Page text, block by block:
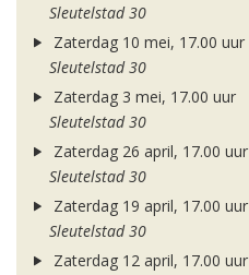
Sleutelstad 30
Zaterdag 10 mei, 17.00 uur
Sleutelstad 30
Zaterdag 3 mei, 17.00 uur
Sleutelstad 30
Zaterdag 26 april, 17.00 uur
Sleutelstad 30
Zaterdag 19 april, 17.00 uur
Sleutelstad 30
Zaterdag 12 april, 17.00 uur